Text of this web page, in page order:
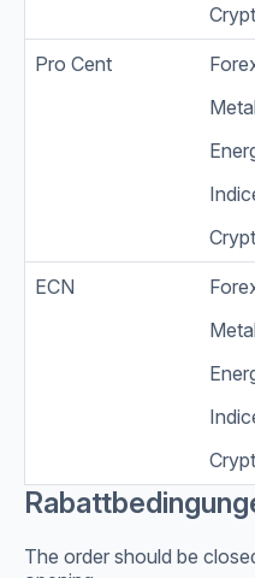
Pro Cent
ECN
The order should be